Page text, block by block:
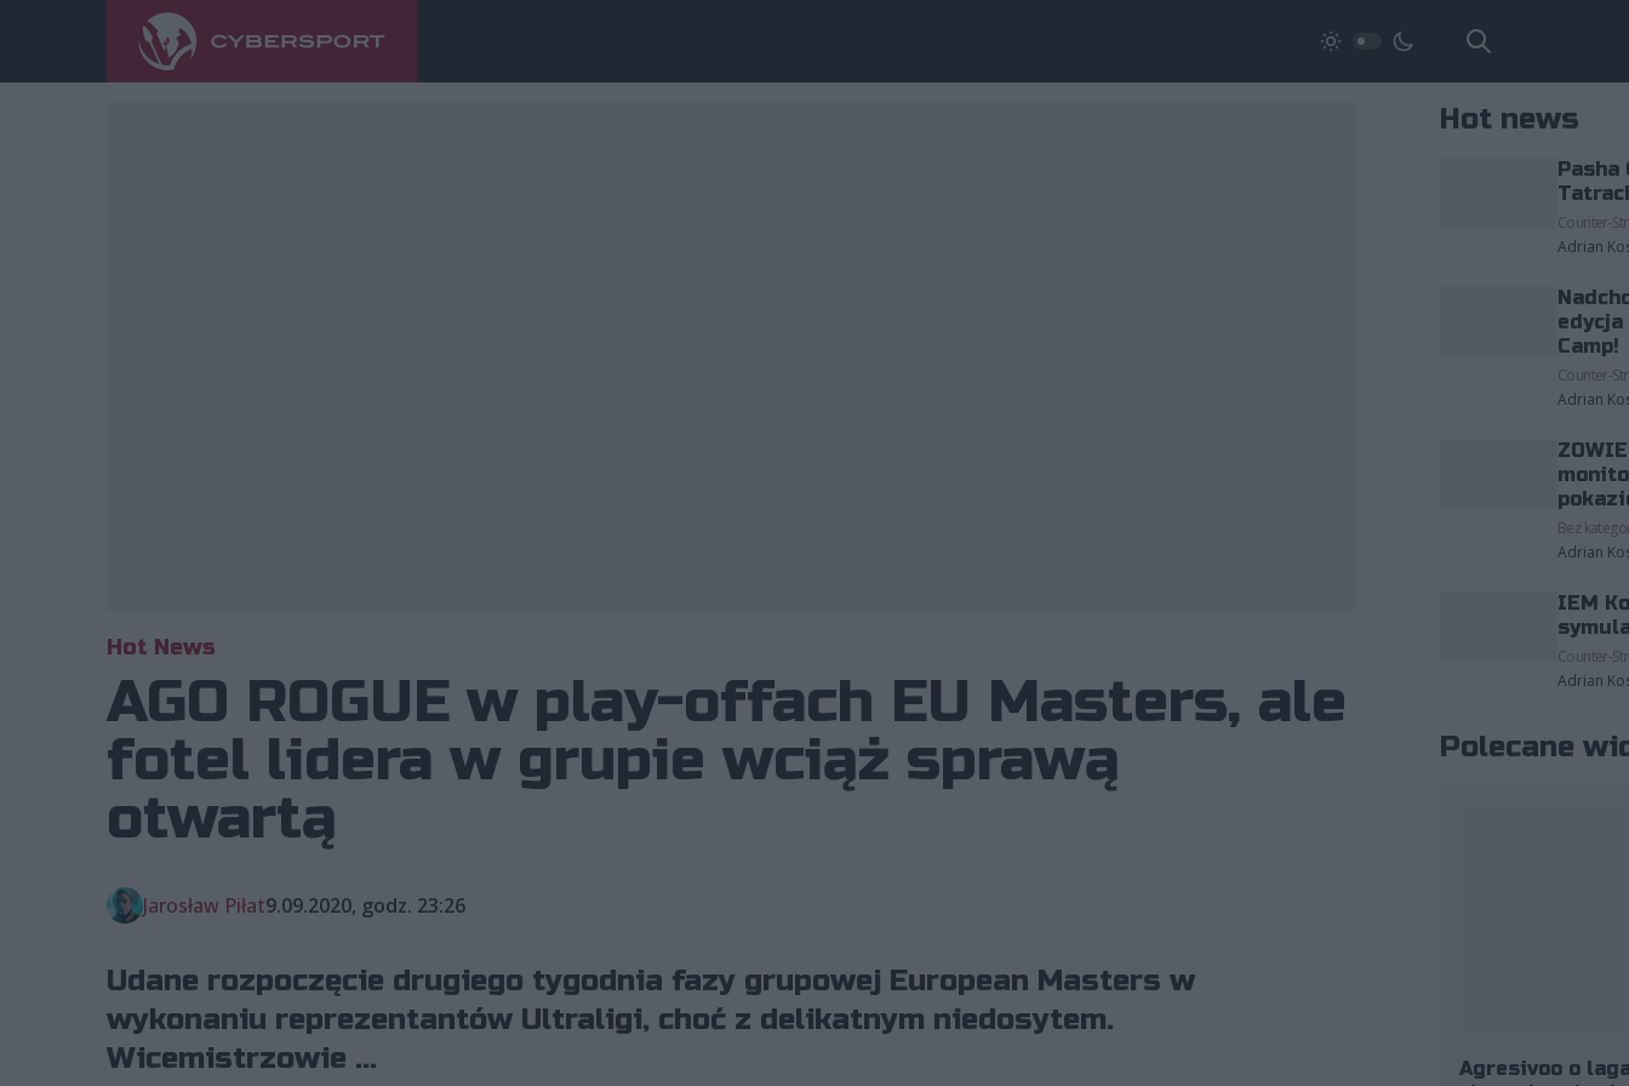
Hot News
AGO ROGUE w play-offach EU Masters, ale
fotel lidera w grupie wciąż sprawą
otwartą
Jarosław Piłat9.09.2020, godz. 23:26
Udane rozpoczęcie drugiego tygodnia fazy grupowej European Masters w
wykonaniu reprezentantów Ultraligi, choć z delikatnym niedosytem.
Wicemistrzowie ...
Hot news
Pasha
Counter-
Adrian
edycja
Camp!
Counter-
Adrian
Bez
Adrian
IEM
Counter-
Adrian
Polecane
Agresivoo o